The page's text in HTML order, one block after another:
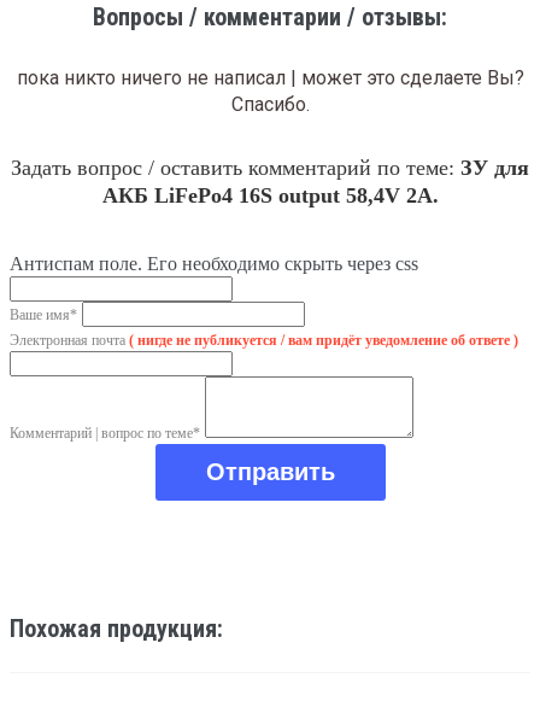
Вопросы / комментарии / отзывы:
пока никто ничего не написал | может это сделаете Вы?
Спасибо.
Задать вопрос / оставить комментарий по теме: ЗУ для
АКБ LiFePo4 16S output 58,4V 2A.
Антиспам поле. Его необходимо скрыть через css
Ваше имя*
Электронная почта ( нигде не публикуется / вам придёт уведомление об ответе )
Комментарий | вопрос по теме*
Похожая продукция: